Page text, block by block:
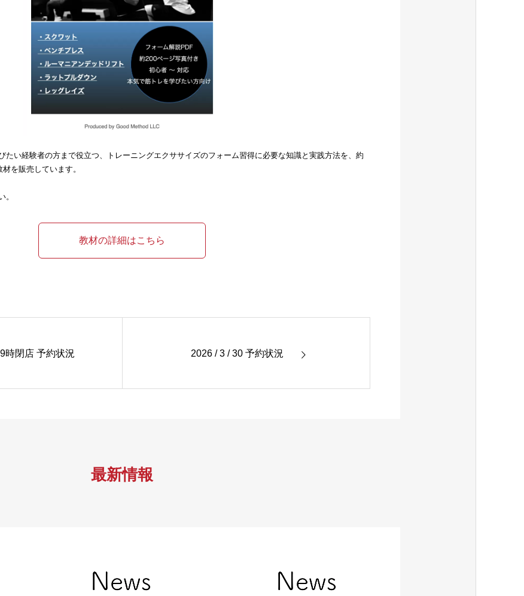
たい経験者の方まで役立つ、トレーニングエクササイズのフォーム習得に必要な知識と実践方法を、約
を販売しています。
。
教材の詳細はこちら
時閉店 予約状況 2026 / 3 / 30 予約状況
最新情報